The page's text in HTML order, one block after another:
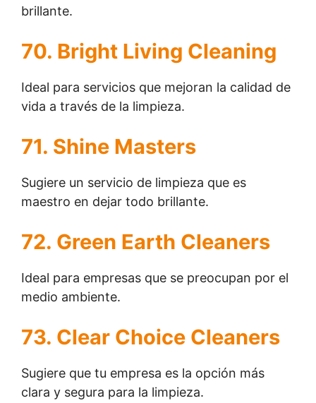
brillante.
70. Bright Living Cleaning
Ideal para servicios que mejoran la calidad de
vida a través de la limpieza.
71. Shine Masters
Sugiere un servicio de limpieza que es
maestro en dejar todo brillante.
72. Green Earth Cleaners
Ideal para empresas que se preocupan por el
medio ambiente.
73. Clear Choice Cleaners
Sugiere que tu empresa es la opción más
clara y segura para la limpieza.